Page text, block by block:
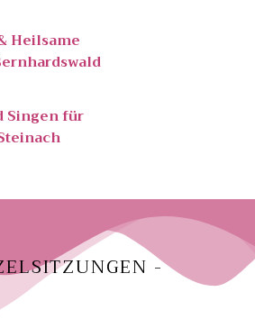
Heilsame
Singen für
-